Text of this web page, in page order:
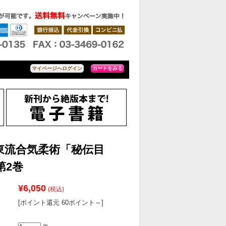
マイページへログイン カートをみる
合気柔術「秘伝目
2巻
¥6,050 (税込)
[ポイント還元 60ポイント～]